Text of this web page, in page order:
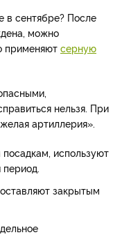
в сентябре? После
можно
применяют серную
нельзя. При
артиллерия».
используют
закрытым